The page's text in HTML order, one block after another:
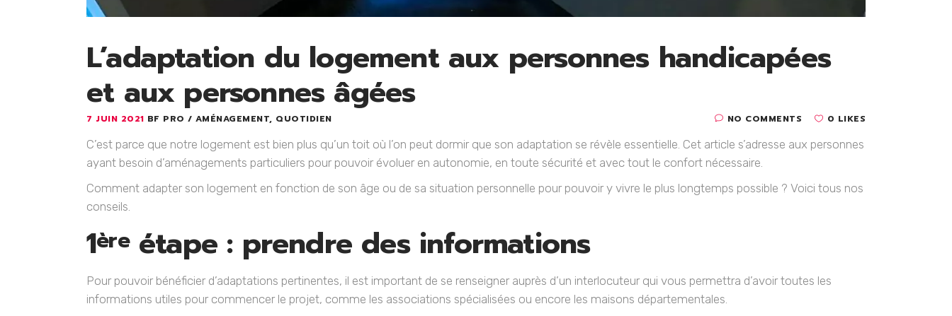
L’adaptation du logement aux personnes handicapées
et aux personnes âgées
7 JUIN 2021 BF PRO AMÉNAGEMENT, QUOTIDIEN NO COMMENTS 0 LIKES
C’est parce que notre logement est bien plus qu’un toit où l’on peut dormir que son adaptation se révèle essentielle. Cet article s’adresse aux personnes
ayant besoin d’aménagements particuliers pour pouvoir évoluer en autonomie, en toute sécurité et avec tout le confort nécessaire.
Comment adapter son logement en fonction de son âge ou de sa situation personnelle pour pouvoir y vivre le plus longtemps possible ? Voici tous nos
conseils.
1èreétape : prendre des informations
Pour pouvoir bénéficier d’adaptations pertinentes, il est important de se renseigner auprès d’un interlocuteur qui vous permettra d’avoir toutes les
informations utiles pour commencer le projet, comme les associations spécialisées ou encore les maisons départementales.